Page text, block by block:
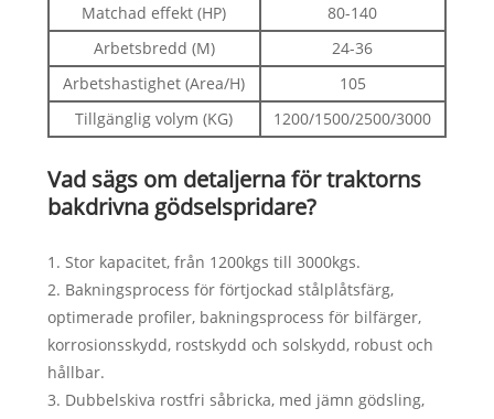
Matchad effekt (HP)
80-140
Arbetsbredd (M)
24-36
Arbetshastighet (Area/H)
105
Tillgänglig volym (KG)
1200/1500/2500/3000
Vad sägs om detaljerna för traktorns
bakdrivna gödselspridare?
1. Stor kapacitet, från 1200kgs till 3000kgs.
2. Bakningsprocess för förtjockad stålplåtsfärg,
optimerade profiler, bakningsprocess för bilfärger,
korrosionsskydd, rostskydd och solskydd, robust och
hållbar.
3. Dubbelskiva rostfri såbricka, med jämn gödsling,